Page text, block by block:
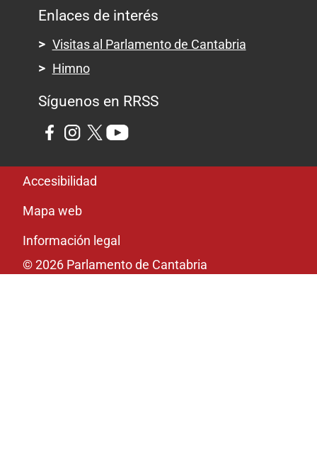
Enlaces de interés
Visitas al Parlamento de Cantabria
Himno
Síguenos en RRSS
Pie de página
Accesibilidad
Mapa web
Información legal
© 2026 Parlamento de Cantabria